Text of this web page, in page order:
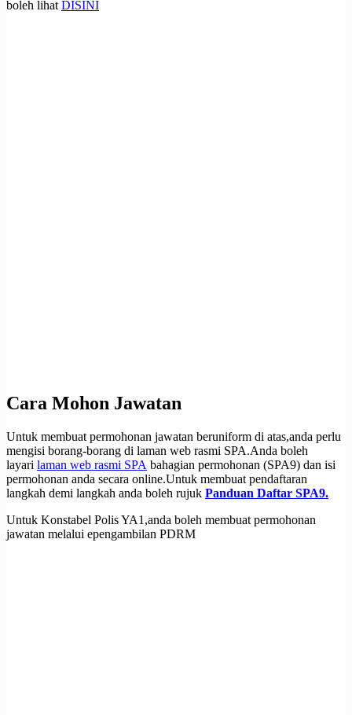
boleh lihat DISINI
Cara Mohon Jawatan
Untuk membuat permohonan jawatan beruniform di atas,anda perlu
mengisi borang-borang di laman web rasmi SPA.Anda boleh
layari laman web rasmi SPA bahagian permohonan (SPA9) dan isi
permohonan anda secara online.Untuk membuat pendaftaran
langkah demi langkah anda boleh rujuk Panduan Daftar SPA9.
Untuk Konstabel Polis YA1,anda boleh membuat permohonan
jawatan melalui epengambilan PDRM